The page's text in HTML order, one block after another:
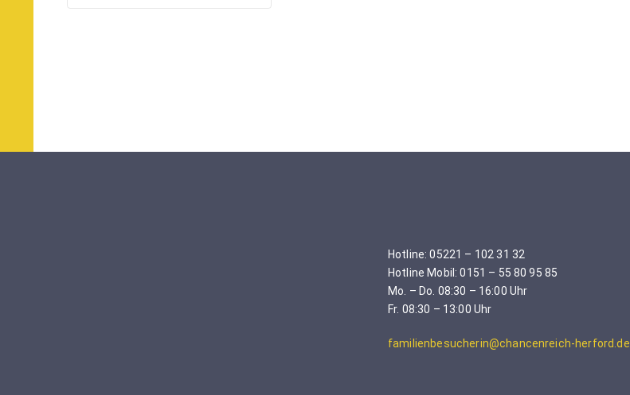
Hotline: 05221 – 102 31 32
Hotline Mobil: 0151 – 55 80 95 85
Mo. – Do. 08:30 – 16:00 Uhr
Fr. 08:30 – 13:00 Uhr
familienbesucherin@chancenreich-herford.de